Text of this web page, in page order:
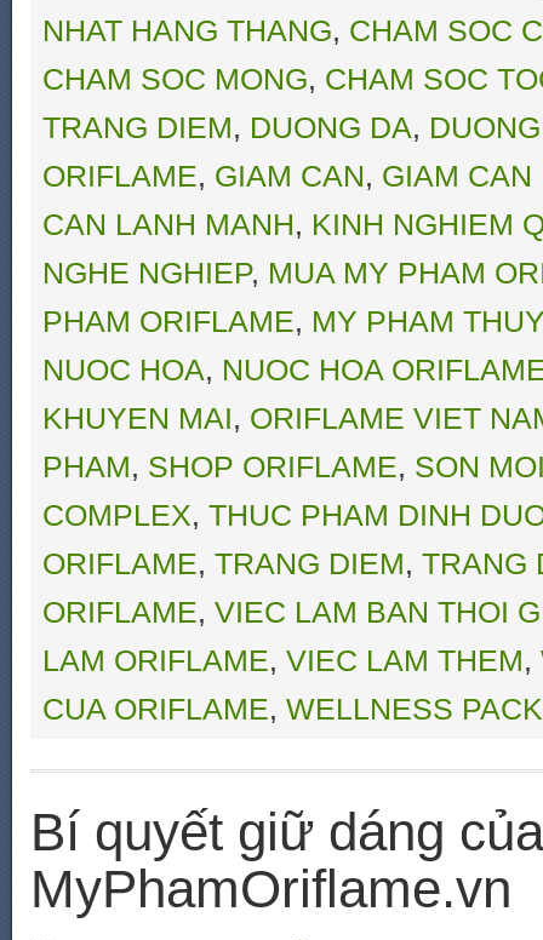
NHAT HANG THANG, CHAM SOC
CHAM SOC MONG, CHAM SOC
TRANG DIEM, DUONG DA,
ORIFLAME, GIAM CAN, GIAM CAN
CAN LANH MANH, KINH NGHIEM
NGHE NGHIEP, MUA MY PHAM
PHAM ORIFLAME, MY PHAM
NUOC HOA, NUOC HOA
KHUYEN MAI, ORIFLAME VIET
PHAM, SHOP ORIFLAME, SON
COMPLEX, THUC PHAM DINH
ORIFLAME, TRANG DIEM, TRANG
ORIFLAME, VIEC LAM BAN THOI
LAM ORIFLAME, VIEC LAM THEM,
CUA ORIFLAME, WELLNESS
Bí quyết giữ dáng
MyPhamOriflame.vn